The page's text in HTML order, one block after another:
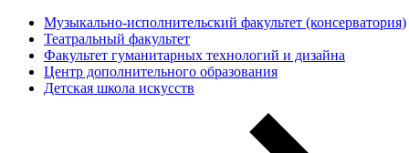
Музыкально-исполнительский факультет (консерватория)
Театральный факультет
Факультет гуманитарных технологий и дизайна
Центр дополнительного образования
Детская школа искусств